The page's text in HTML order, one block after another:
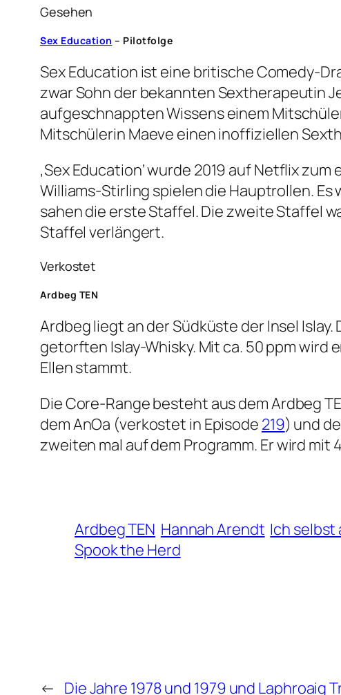
Gesehen
Sex Education – Pilotfolge
Sex Education ist eine britische Comedy-
zwar Sohn der bekannten Sextherapeutin
aufgeschnappten Wissens einem
Mitschülerin Maeve einen inoffiziellen
‚Sex Education‘ wurde 2019 auf Netflix
Williams-Stirling spielen die Hauptrollen.
sahen die erste Staffel. Die zweite Staffel
Staffel verlängert.
Verkostet
Ardbeg TEN
Ardbeg liegt an der Südküste der Insel
getorften Islay-Whisky. Mit ca. 50 ppm wird
Ellen stammt.
Die Core-Range besteht aus dem Ardbeg
dem AnOa (verkostet in Episode 219) und
zweiten mal auf dem Programm. Er wird
Ardbeg TEN Hannah Arendt Ich selbst
Spook the Herd
← Die Jahre 1978 und 1979 und Laphroaig